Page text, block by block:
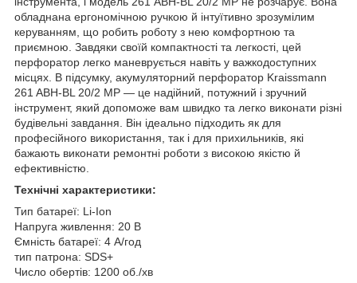
обладнана ергономічною ручкою й інтуїтивно зрозумілим
керуванням, що робить роботу з нею комфортною та
приємною. Завдяки своїй компактності та легкості, цей
перфоратор легко маневрується навіть у важкодоступних
місцях. В підсумку, акумуляторний перфоратор Kraissmann
261 ABH-BL 20/2 MP — це надійний, потужний і зручний
інструмент, який допоможе вам швидко та легко виконати різні
будівельні завдання. Він ідеально підходить як для
професійного використання, так і для прихильників, які
бажають виконати ремонтні роботи з високою якістю й
ефективністю.
Технічні характеристики:
Тип батареї: Li-Ion
Напруга живлення: 20 В
Ємність батареї: 4 А/год
тип патрона: SDS+
Число обертів: 1200 об./хв